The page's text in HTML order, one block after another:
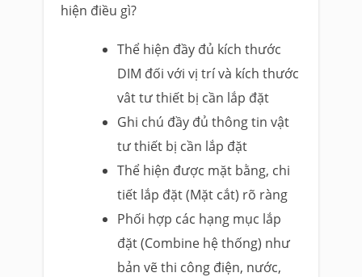
hiện điều gì?
Thể hiện đầy đủ kích thước
DIM đối với vị trí và kích thước
vât tư thiết bị cần lắp đặt
Ghi chú đầy đủ thông tin vật
tư thiết bị cần lắp đặt
Thể hiện được mặt bằng, chi
tiết lắp đặt (Mặt cắt) rõ ràng
Phối hợp các hạng mục lắp
đặt (Combine hệ thống) như
bản vẽ thi công điện, nước,